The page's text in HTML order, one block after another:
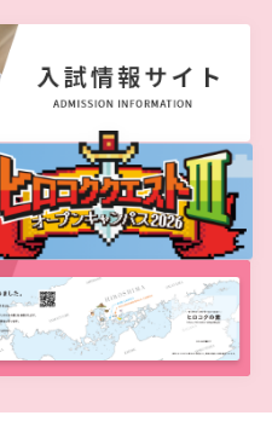
攻 自己点検・評価報告書
検・評価報告書
て
検査について
ナルなど
レッジ）学生募集
コース
方（一般の団体様）
集